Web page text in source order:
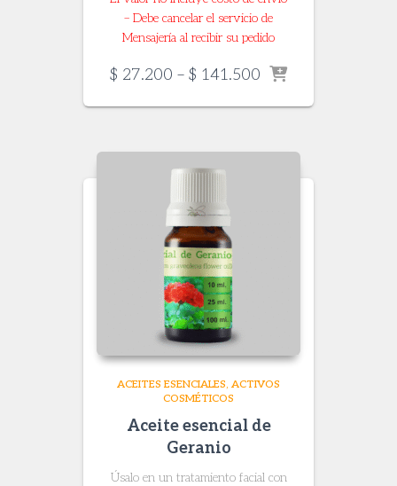
– Debe cancelar el servicio de
Mensajería al recibir su pedido
$ 27.200 – $ 141.500 Price
$ 27.200
$ 141.500
ACEITES ESENCIALES ACTIVOS
COSMÉTICOS
Aceite esencial de
Geranio
Úsalo en un tratamiento facial con